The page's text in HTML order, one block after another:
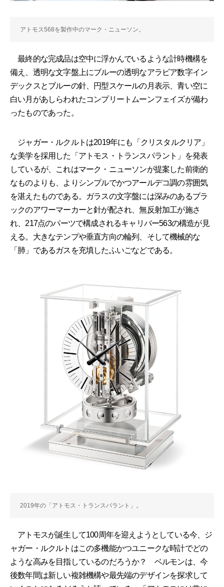
アトモス568を製作中のマーク・ニューソン。
最終的な完成品は空中に浮かんでいるような計時機構を
備え、透明な文字盤上にブルーの透明なアラビア数字イン
デックスとブルーの針、円型スケールの月表示、青い空に
白い月があしらわれたコンプリートムーンフェイズが備わ
ったものであった。
ジャガー・ルクルトは2019年にも「クリスタルクリア」
な美学を採用した「アトモス・トランスパラント」を発表
しているが、これはマーク・ニューソンが提案した前衛的
なものよりも、よりシンプルでかつアールデコ調の雰囲気
を湛えたものである。ガラスの文字盤には深みのあるブラ
ックのアワーマーカーと針が配され、無反射加工が施さ
れ、217点のパーツで構成されるキャリバー563の構造が見
える。大きなテンプや垂直方向の輪列、そして機械的な
「肺」であるガスを充填したふいごなどである。
2019年の「アトモス・トランスパラント」。
アトモスが誕生して100周年を迎えようとしている今、ジ
ャガー・ルクルトはこの多機能かつユニークな時計でどの
ような高みを目指しているのだろうか？ ベルモンは、今
後数年間は新しい複雑機構や最先端のデザインを探求して